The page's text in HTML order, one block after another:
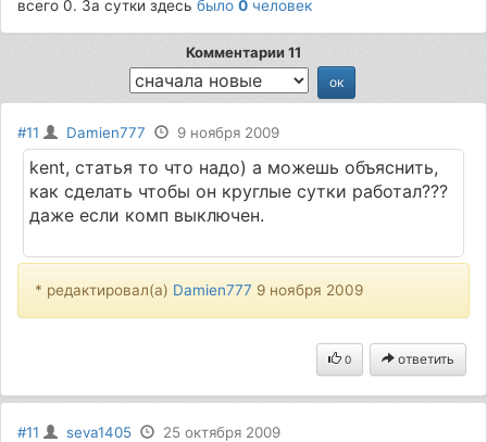
всего 0. За сутки здесьбыло0 человек
Комментарии 11
#11 Damien777 9 ноября 2009
kent, статья то что надо) а можешь объяснить,
как сделать чтобы он круглые сутки работал???
даже если комп выключен.
* редактировал(а) Damien777 9 ноября 2009
0 ответить
#11 seva1405 25 октября 2009